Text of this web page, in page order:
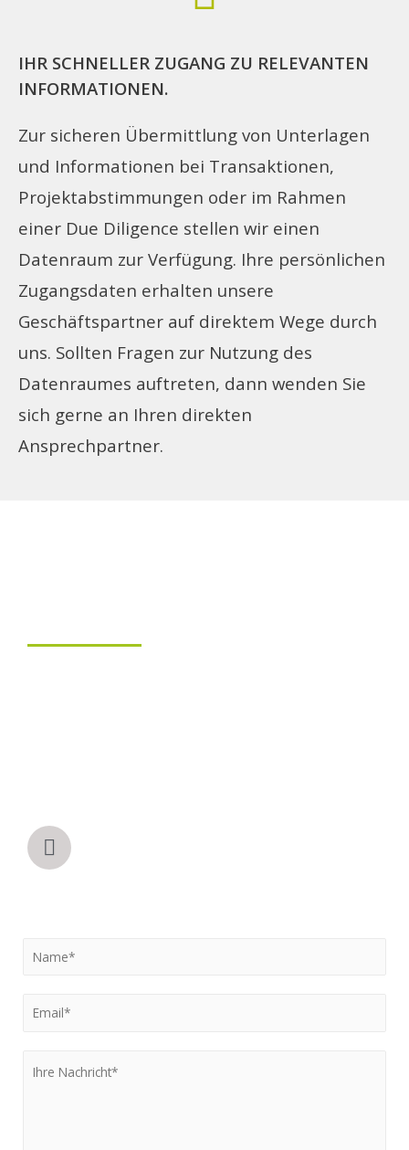
IHR SCHNELLER ZUGANG ZU RELEVANTEN
INFORMATIONEN.
Zur sicheren Übermittlung von Unterlagen
und Informationen bei Transaktionen,
Projektabstimmungen oder im Rahmen
einer Due Diligence stellen wir einen
Datenraum zur Verfügung. Ihre persönlichen
Zugangsdaten erhalten unsere
Geschäftspartner auf direktem Wege durch
uns. Sollten Fragen zur Nutzung des
Datenraumes auftreten, dann wenden Sie
sich gerne an Ihren direkten
Ansprechpartner.